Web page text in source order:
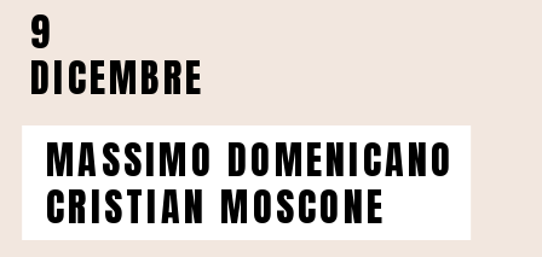
9
DICEMBRE
MASSIMO DOMENICANO
CRISTIAN MOSCONE